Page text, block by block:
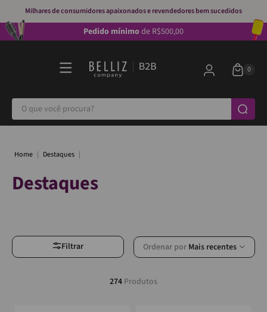
Milhares de consumidores apaixonados e revendedores bem sucedidos
Pedido mínimode R$500,00
O que você procura?
Destaques
Destaques
Filtrar Ordenar por Mais recentes
274 Produtos